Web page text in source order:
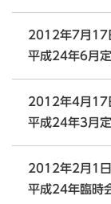
2012年7月17
平成24年6月
2012年4月17
平成24年3月
2012年2月1
平成24年臨時